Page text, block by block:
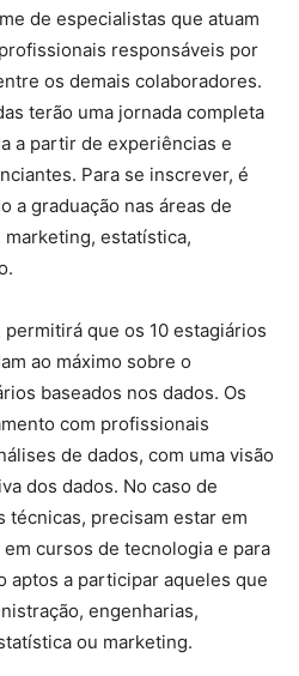
de especialistas que atuam
responsáveis por
os demais colaboradores.
terão uma jornada completa
a partir de experiências e
Para se inscrever, é
a graduação nas áreas de
estatística,
que os 10 estagiários
ao máximo sobre o
baseados nos dados. Os
com profissionais
de dados, com uma visão
dos dados. No caso de
técnicas, precisam estar em
cursos de tecnologia e para
aptos a participar aqueles que
engenharias,
ou marketing.